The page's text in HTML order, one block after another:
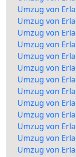
Umzug von
Umzug von
Umzug von
Umzug von
Umzug von
Umzug von
Umzug von
Umzug von
Umzug von
Umzug von
Umzug von
Umzug von
Umzug von